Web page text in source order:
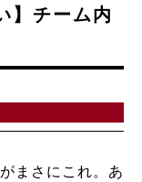
】チーム内
まさにこれ。あ